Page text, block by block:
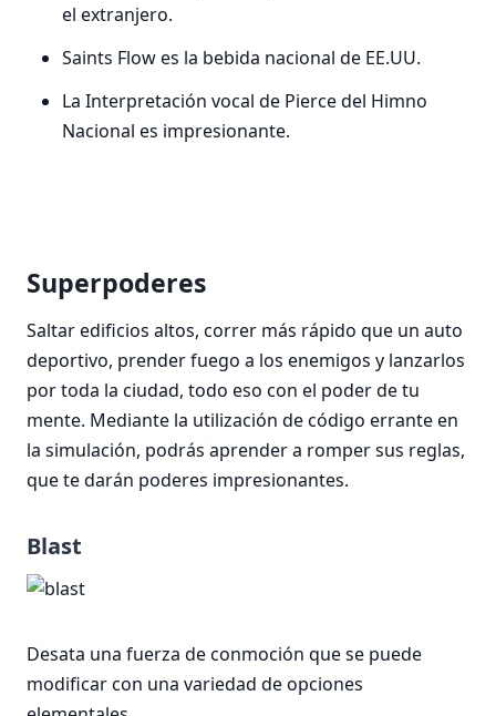
el extranjero.
Saints Flow es la bebida nacional de EE.UU.
La Interpretación vocal de Pierce del Himno
Nacional es impresionante.
Superpoderes
Saltar edificios altos, correr más rápido que un auto
deportivo, prender fuego a los enemigos y lanzarlos
por toda la ciudad, todo eso con el poder de tu
mente. Mediante la utilización de código errante en
la simulación, podrás aprender a romper sus reglas,
que te darán poderes impresionantes.
Blast
Desata una fuerza de conmoción que se puede
modificar con una variedad de opciones